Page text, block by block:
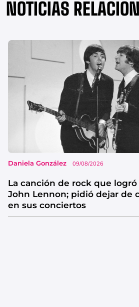
NOTICIAS
Daniela González 09/08/2026
La canción de rock que
John Lennon; pidió dejar de
en sus conciertos